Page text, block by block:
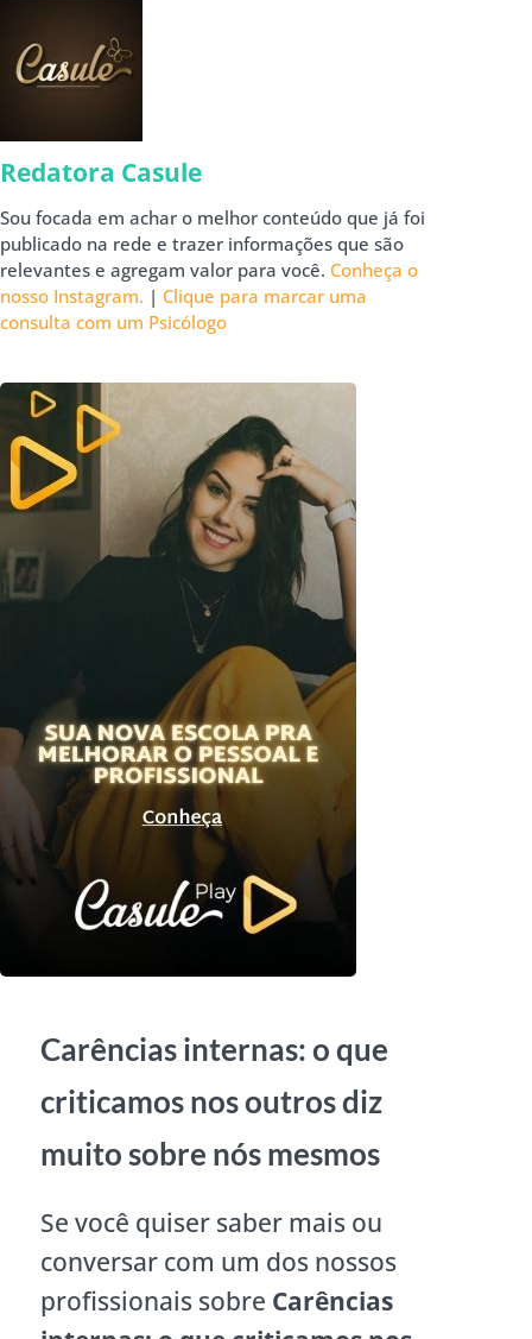
Redatora Casule
Sou focada em achar o melhor conteúdo que já foi
publicado na rede e trazer informações que são
relevantes e agregam valor para você. Conheça o
nosso Instagram. | Clique para marcar uma
consulta com um Psicólogo
Carências internas: o que
criticamos nos outros diz
muito sobre nós mesmos
Se você quiser saber mais ou
conversar com um dos nossos
profissionais sobre Carências